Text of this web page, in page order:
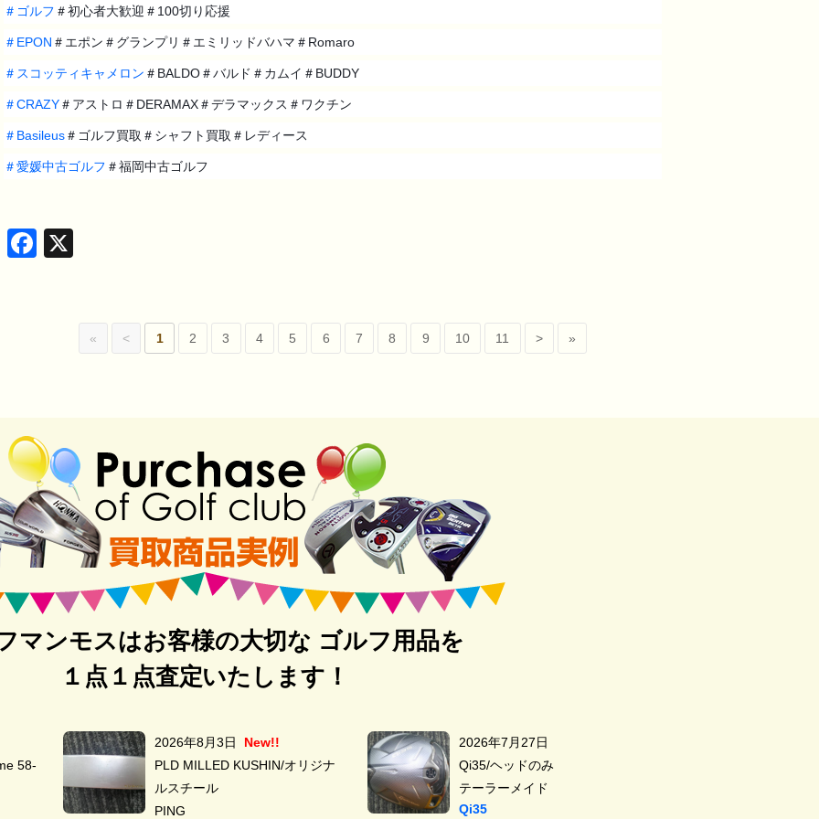
＃ ゴルフ ＃初心者大歓迎＃100切り応援
＃ EPON ＃エポン＃グランプリ＃エミリッドバハマ＃Romaro
＃ スコッティキャメロン ＃BALDO＃バルド＃カムイ＃BUDDY
＃CRAZY＃アストロ＃DERAMAX＃デラマックス＃ワクチン
＃ Basileus＃ゴルフ買取＃シャフト買取＃レディース
＃愛媛中古ゴルフ ＃福岡中古ゴルフ
Facebook
« < 1 2 3 4 5 6 7 8 9 10 11 > »
マンモスはお客様の大切な ゴルフ用品を
１点１点査定いたします！
58-
2026年8月3日
New!!
PLD MILLED KUSHIN/オリジナ
ルスチール
PING
2026年7月27日
Qi35/ヘッドのみ
テーラーメイド
Qi35